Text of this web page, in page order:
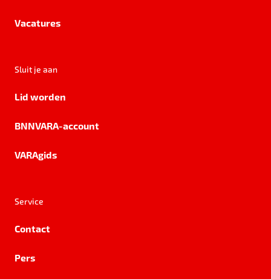
Vacatures
Sluit je aan
Lid worden
BNNVARA-account
VARAgids
Service
Contact
Pers